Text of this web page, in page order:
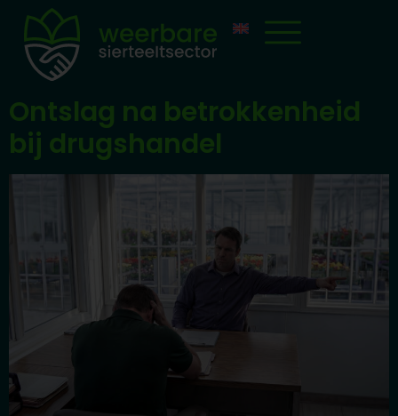
Ontslag na betrokkenheid
bij drugshandel